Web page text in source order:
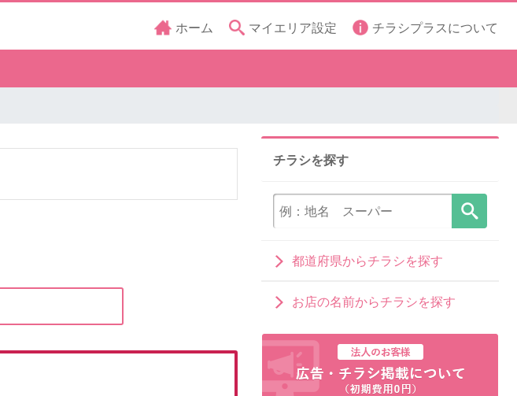
ホーム マイエリア設定 チラシプラスについて
チラシを探す
都道府県からチラシを探す
お店の名前からチラシを探す